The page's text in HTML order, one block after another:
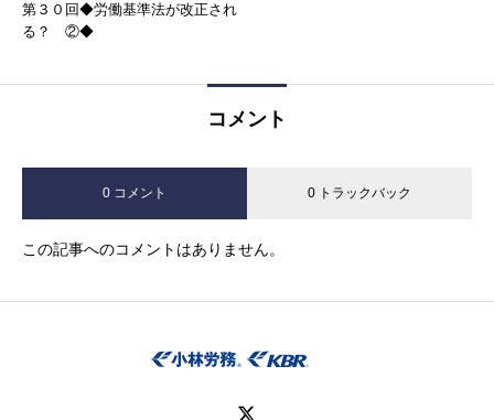
第３０回◆労働基準法が改正され
る？ ②◆
コメント
0 コメント 0 トラックバック
この記事へのコメントはありません。